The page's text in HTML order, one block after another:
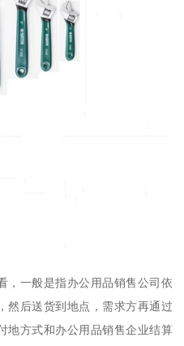
，一般是指办公用品销售公司依
然后送货到地点，需求方再通过
地方式和办公用品销售企业结算